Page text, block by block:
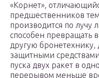
«Корнет»,
предшественников
производится по лучу
способен превращать
другую
защитными
пуска двух ракет в
перерывом меньше